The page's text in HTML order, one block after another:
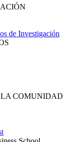
de Investigación
COMUNIDAD